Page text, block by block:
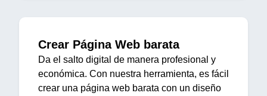
Crear Página Web barata
Da el salto digital de manera profesional y
económica. Con nuestra herramienta, es fácil
crear una página web barata con un diseño